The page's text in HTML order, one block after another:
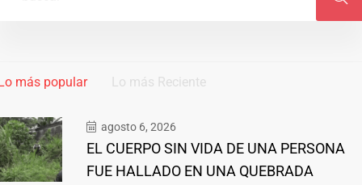
más popular Lo más Reciente
agosto 6, 2026
EL CUERPO SIN VIDA DE UNA PERSONA
FUE HALLADO EN UNA QUEBRADA